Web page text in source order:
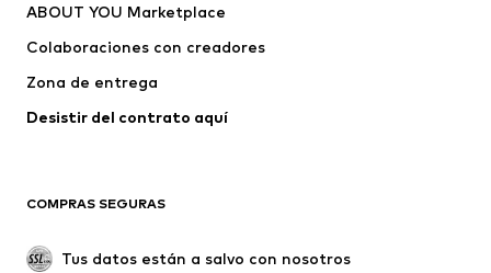
ABOUT YOU Marketplace
Colaboraciones con creadores
Zona de entrega
Desistir del contrato aquí
COMPRAS SEGURAS
Tus datos están a salvo con nosotros